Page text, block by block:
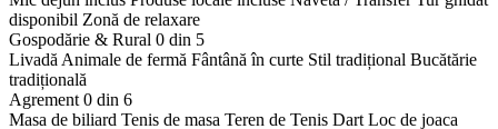
disponibil Zonă de relaxare
Gospodărie & Rural 0 din 5
Livadă Animale de fermă Fântână în curte Stil tradițional Bucătărie
tradițională
Agrement 0 din 6
Masa de biliard Tenis de masa Teren de Tenis Dart Loc de joaca